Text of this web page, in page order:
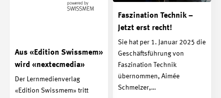
Faszination Technik –
Jetzt erst recht!
Sie hat per 1. Januar 2025 die
Geschäftsführung von
Faszination Technik
übernommen, Aimée
Schmelzer,…
Aus «Edition Swissmem»
wird «nextecmedia»
Der Lernmedienverlag
«Edition Swissmem» tritt